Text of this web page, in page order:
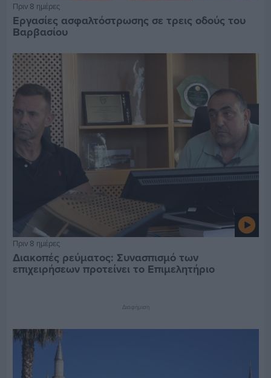
Πριν 8 ημέρες
Εργασίες ασφαλτόστρωσης σε τρεις οδούς του
Βαρβασίου
Πριν 8 ημέρες
Διακοπές ρεύματος: Συνασπισμό των
επιχειρήσεων προτείνει το Επιμελητήριο
Διαφήμιση